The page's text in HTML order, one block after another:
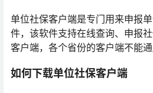
单位社保客户端是专门用来申报
件，该软件支持在线查询、申报
客户端，各个省份的客户端不能通
如何下载单位社保客户端